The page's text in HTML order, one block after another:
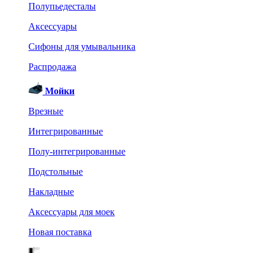
Полупьедесталы
Аксессуары
Сифоны для умывальника
Распродажа
Мойки
Врезные
Интегрированные
Полу-интегрированные
Подстольные
Накладные
Аксессуары для моек
Новая поставка